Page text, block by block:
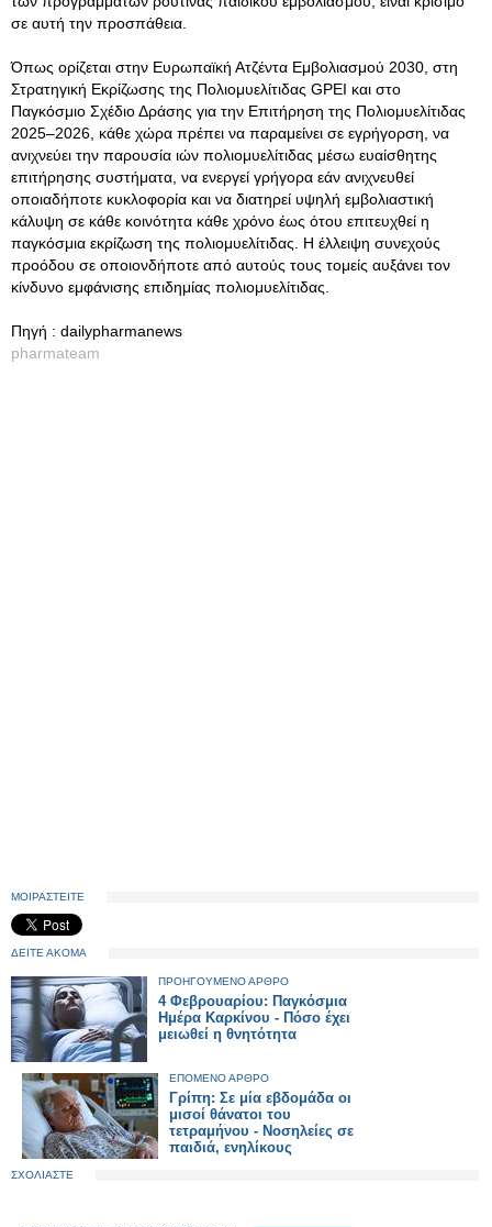
σε αυτή την προσπάθεια.
Όπως ορίζεται στην Ευρωπαϊκή Ατζέντα Εμβολιασμού 2030, στη
Στρατηγική Εκρίζωσης της Πολιομυελίτιδας GPEI και στο
Παγκόσμιο Σχέδιο Δράσης για την Επιτήρηση της Πολιομυελίτιδας
2025–2026, κάθε χώρα πρέπει να παραμείνει σε εγρήγορση, να
ανιχνεύει την παρουσία ιών πολιομυελίτιδας μέσω ευαίσθητης
επιτήρησης συστήματα, να ενεργεί γρήγορα εάν ανιχνευθεί
οποιαδήποτε κυκλοφορία και να διατηρεί υψηλή εμβολιαστική
κάλυψη σε κάθε κοινότητα κάθε χρόνο έως ότου επιτευχθεί η
παγκόσμια εκρίζωση της πολιομυελίτιδας. Η έλλειψη συνεχούς
προόδου σε οποιονδήποτε από αυτούς τους τομείς αυξάνει τον
κίνδυνο εμφάνισης επιδημίας πολιομυελίτιδας.
Πηγή : dailypharmanews
pharmateam
ΜΟΙΡΑΣΤΕΙΤΕ
ΔΕΙΤΕ ΑΚΟΜΑ
ΠΡΟΗΓΟΥΜΕΝΟ ΑΡΘΡΟ
4 Φεβρουαρίου: Παγκόσμια
Ημέρα Καρκίνου - Πόσο έχει
μειωθεί η θνητότητα
ΕΠΟΜΕΝΟ ΑΡΘΡΟ
Γρίπη: Σε μία εβδομάδα οι
μισοί θάνατοι του
τετραμήνου - Νοσηλείες σε
παιδιά, ενηλίκους
ΣΧΟΛΙΑΣΤΕ